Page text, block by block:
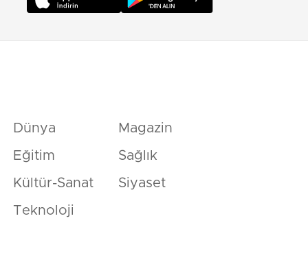
Dünya
Eğitim
Kültür-Sanat
Teknoloji
Magazin
Sağlık
Siyaset